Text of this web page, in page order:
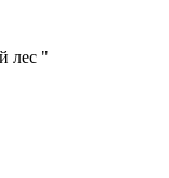
лес "